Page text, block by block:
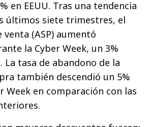
en EEUU. Tras una tendencia
últimos siete trimestres, el
(ASP) aumentó
la Cyber Week, un 3%
La tasa de abandono de la
también descendió un 5%
Week en comparación con las